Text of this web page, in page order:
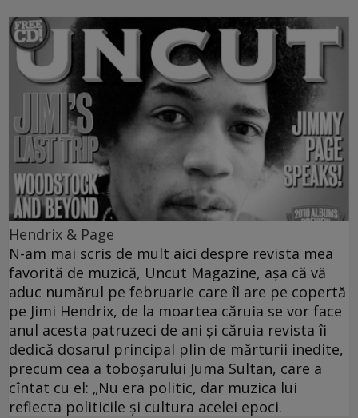
Hendrix & Page
N-am mai scris de mult aici despre revista mea
favorită de muzică, Uncut Magazine, aşa că vă
aduc numărul pe februarie care îl are pe copertă
pe Jimi Hendrix, de la moartea căruia se vor face
anul acesta patruzeci de ani şi căruia revista îi
dedică dosarul principal plin de mărturii inedite,
precum cea a toboşarului Juma Sultan, care a
cîntat cu el: „Nu era politic, dar muzica lui
reflecta politicile şi cultura acelei epoci.